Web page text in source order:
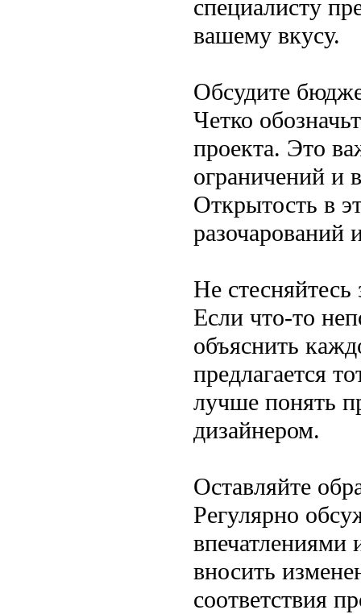
специалисту
вашему вкусу.
Обсудите
Четко
проекта. Это
ограничений и
Открытость в
разочарований
Не стесняйтесь
Если что-то
объяснить
предлагается
лучше понять
дизайнером.
Оставляйте
Регулярно
впечатлениями
вносить
соответствия